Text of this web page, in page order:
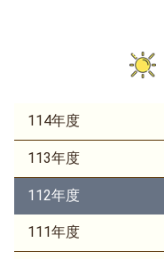
114年度
113年度
112年度
111年度